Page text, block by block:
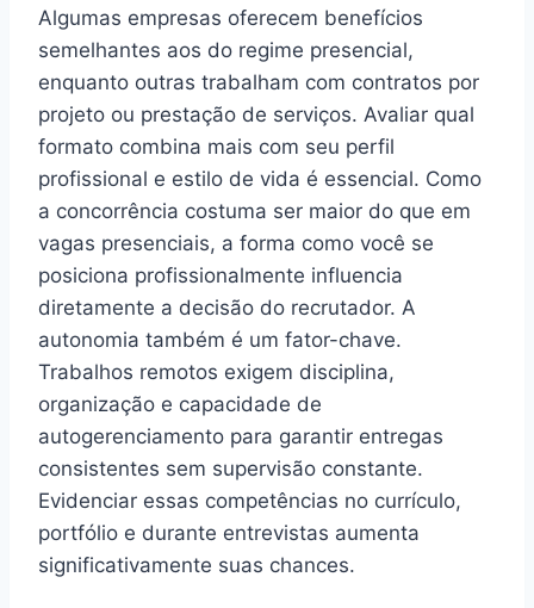
Algumas empresas oferecem benefícios
semelhantes aos do regime presencial,
enquanto outras trabalham com contratos por
projeto ou prestação de serviços. Avaliar qual
formato combina mais com seu perfil
profissional e estilo de vida é essencial. Como
a concorrência costuma ser maior do que em
vagas presenciais, a forma como você se
posiciona profissionalmente influencia
diretamente a decisão do recrutador. A
autonomia também é um fator-chave.
Trabalhos remotos exigem disciplina,
organização e capacidade de
autogerenciamento para garantir entregas
consistentes sem supervisão constante.
Evidenciar essas competências no currículo,
portfólio e durante entrevistas aumenta
significativamente suas chances.